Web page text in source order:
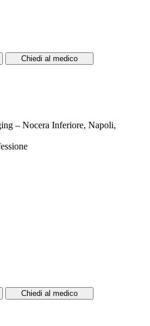
Chiedi al medico
– Nocera Inferiore, Napoli,
Chiedi al medico